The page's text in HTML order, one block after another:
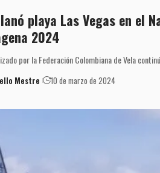
playa Las Vegas en el
2024
por la Federación Colombiana de Vela
Mestre 10 de marzo de 2024